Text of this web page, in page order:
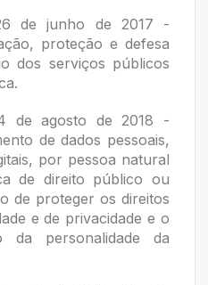
de junho de 2017 -
proteção e defesa
dos serviços públicos
de agosto de 2018 -
de dados pessoais,
por pessoa natural
de direito público ou
de proteger os direitos
e de privacidade e o
da personalidade da